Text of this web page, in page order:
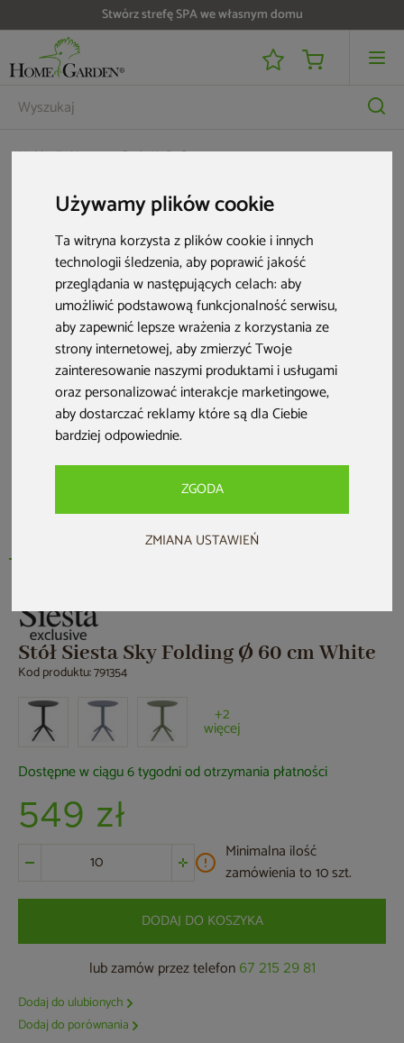
Używamy plików cookie
Ta witryna korzysta z plików cookie i innych
technologii śledzenia, aby poprawić jakość
przeglądania w następujących celach:aby
umożliwić podstawową funkcjonalność serwisu,
aby zapewnić lepsze wrażenia z korzystania ze
strony internetowej,aby zmierzyć Twoje
zainteresowanie naszymi produktami i usługami
oraz personalizować interakcje marketingowe,
aby dostarczać reklamy które są dla Ciebie
bardziej odpowiednie.
ZGODA
ZMIANA USTAWIEŃ
Stwórz strefę SPA we własnym domu
Meble dla biznesu
Stoły HoReCa
Stół Siesta Sky Folding Ø 60 cm White
Kod produktu: 791354
+2
więcej
Dostępne w ciągu 6 tygodni od otrzymania płatności
549 zł
Minimalna ilość
zamówienia to 10 szt.
DODAJ DO KOSZYKA
lub zamów przez telefon 67 215 29 81
Dodaj do ulubionych
Dodaj do porównania